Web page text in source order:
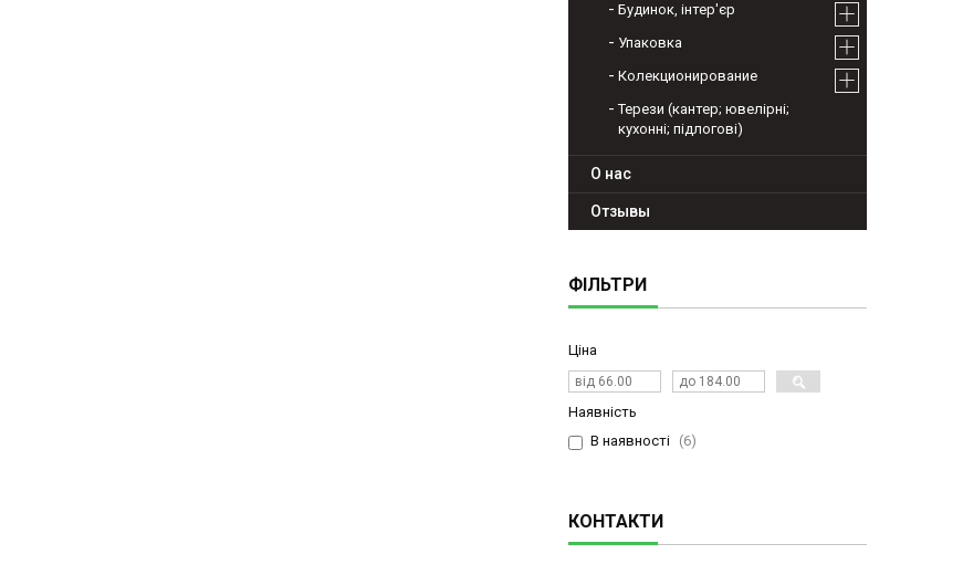
Будинок, інтер'єр
Упаковка
Колекционирование
Терези (кантер; ювелірні;
кухонні; підлогові)
О нас
Отзывы
ФІЛЬТРИ
Ціна
Наявність
В наявності
6
КОНТАКТИ